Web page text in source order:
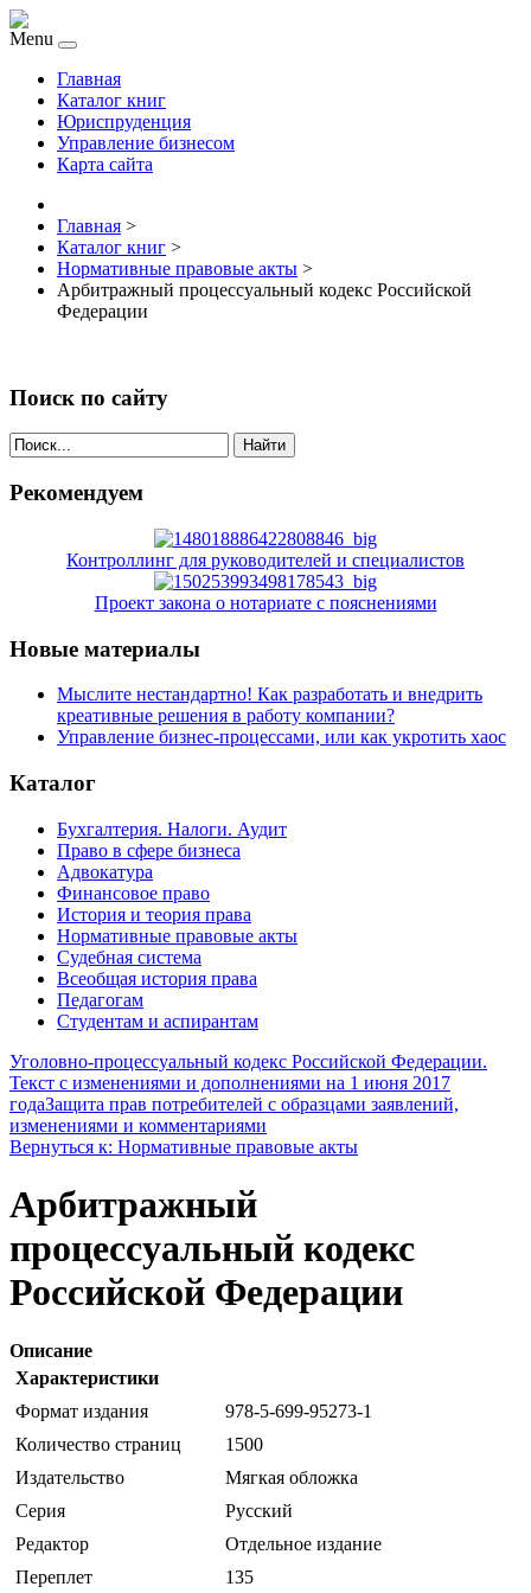
Menu
Главная
Каталог книг
Юриспруденция
Управление бизнесом
Карта сайта
Главная >
Каталог книг >
Нормативные правовые акты >
Арбитражный процессуальный кодекс Российской
Федерации
Поиск по сайту
Найти
Рекомендуем
Контроллинг для руководителей и специалистов
Проект закона о нотариате с пояснениями
Новые материалы
Мыслите нестандартно! Как разработать и внедрить
креативные решения в работу компании?
Управление бизнес-процессами, или как укротить хаос
Каталог
Бухгалтерия. Налоги. Аудит
Право в сфере бизнеса
Адвокатура
Финансовое право
История и теория права
Нормативные правовые акты
Судебная система
Всеобщая история права
Педагогам
Студентам и аспирантам
Уголовно-процессуальный кодекс Российской Федерации.
Текст с изменениями и дополнениями на 1 июня 2017
годаЗащита прав потребителей с образцами заявлений,
изменениями и комментариями
Вернуться к: Нормативные правовые акты
Арбитражный
процессуальный кодекс
Российской Федерации
Описание
Характеристики
Формат издания
978-5-699-95273-1
Количество страниц
1500
Издательство
Мягкая обложка
Серия
Русский
Редактор
Отдельное издание
Переплет
135